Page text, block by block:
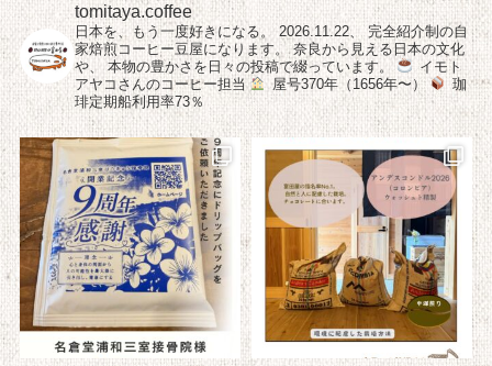
tomitaya.coffee
日本を、もう一度好きになる。2026.11.22、 完全紹介制の自
家焙煎コーヒー豆屋になります。 奈良から見える日本の文化
や、 本物の豊かさを日々の投稿で綴っています。
イモト
アヤコさんのコーヒー担当
屋号370年（1656年〜）
珈
琲定期船利用率73％